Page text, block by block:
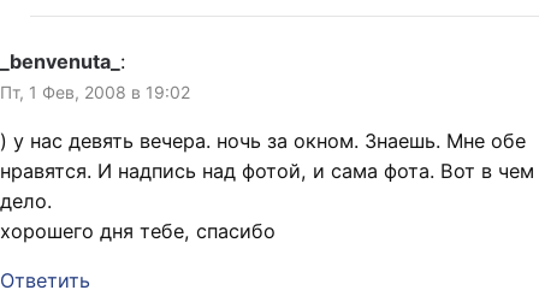
_benvenuta_ :
Пт, 1 Фев, 2008 в 19:02
) у нас девять вечера. ночь за окном. Знаешь. Мне обе
нравятся. И надпись над фотой, и сама фота. Вот в чем
дело.
хорошего дня тебе, спасибо
Ответить